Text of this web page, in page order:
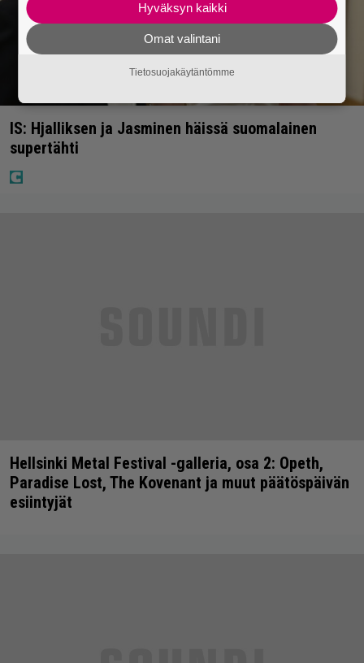
IS: Hjalliksen ja Jasminen häissä suomalainen
supertähti
Hellsinki Metal Festival -galleria, osa 2: Opeth,
Paradise Lost, The Kovenant ja muut päätöspäivän
esiintyjät
Hyväksyn kaikki
Omat valintani
Tietosuojakäytäntömme